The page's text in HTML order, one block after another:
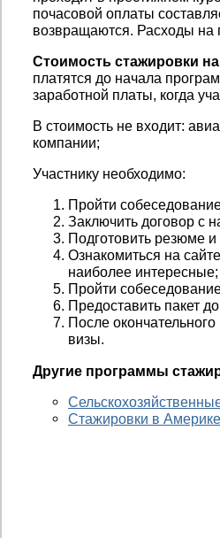
почасовой оплаты
возвращаются. Расходы на
Стоимость стажировки
платятся до начала
заработной платы, когда
В стоимость не входит:
компании;
Участнику необходимо:
Пройти
Заключить договор с
Подготовить резюме
Ознакомиться на
наиболее интересные;
Пройти
Предоставить пакет
После
визы.
Другие программы
Стажировки в